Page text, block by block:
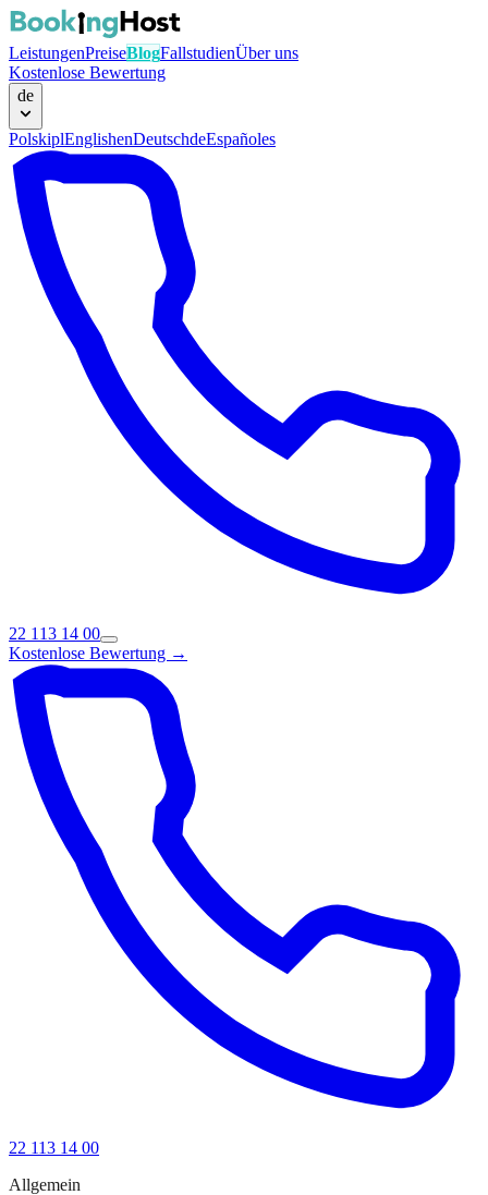
LeistungenPreiseBlogFallstudienÜber uns
Kostenlose Bewertung
de
PolskiplEnglishenDeutschdeEspañoles
22 113 14 00
Kostenlose Bewertung →
22 113 14 00
Allgemein